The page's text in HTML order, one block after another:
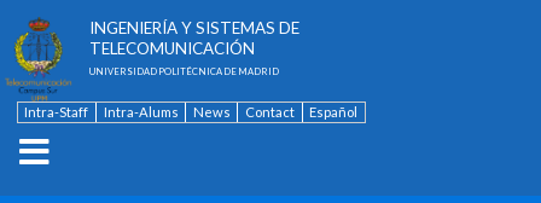
INGENIERÍA Y SISTEMAS DE
TELECOMUNICACIÓN
UNIVERSIDAD POLITÉCNICA DE MADRID
Intra-Staff Intra-Alums News Contact Español